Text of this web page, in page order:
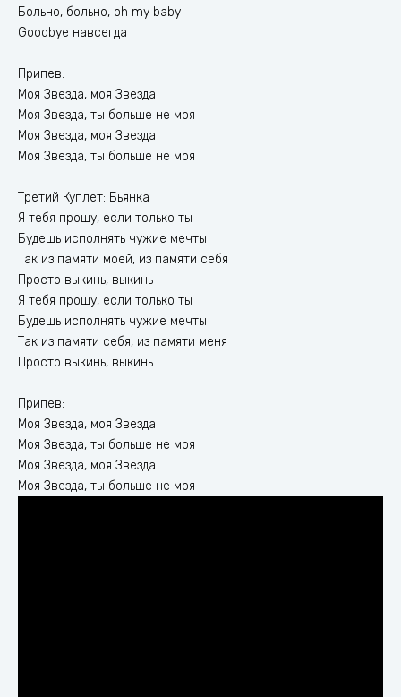
Больно, больно, oh my baby
Goodbye навсегда
Припев:
Моя Звезда, моя Звезда
Моя Звезда, ты больше не моя
Моя Звезда, моя Звезда
Моя Звезда, ты больше не моя
Третий Куплет: Бьянка
Я тебя прошу, если только ты
Будешь исполнять чужие мечты
Так из памяти моей, из памяти себя
Просто выкинь, выкинь
Я тебя прошу, если только ты
Будешь исполнять чужие мечты
Так из памяти себя, из памяти меня
Просто выкинь, выкинь
Припев:
Моя Звезда, моя Звезда
Моя Звезда, ты больше не моя
Моя Звезда, моя Звезда
Моя Звезда, ты больше не моя